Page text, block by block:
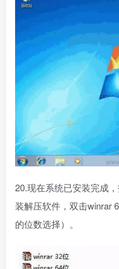
20.现在系统已安装完成
装解压软件，双击winrar
的位数选择）。